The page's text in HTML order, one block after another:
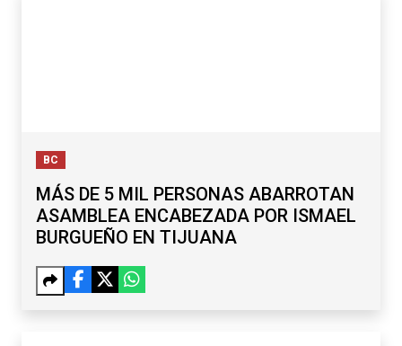
BC
MÁS DE 5 MIL PERSONAS ABARROTAN
ASAMBLEA ENCABEZADA POR ISMAEL
BURGUEÑO EN TIJUANA